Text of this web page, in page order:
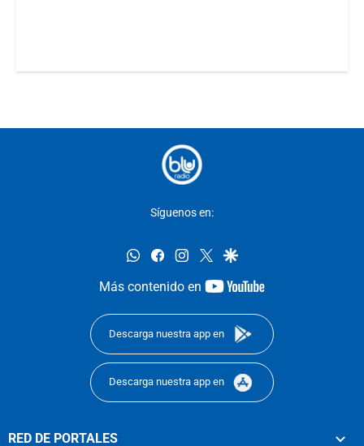
Síguenos en:
whatsappfacebookinstagram
twittergoogle
Más contenido en
youtube-
Descarga nuestra app en
Descarga nuestra app en
RED DE PORTALES